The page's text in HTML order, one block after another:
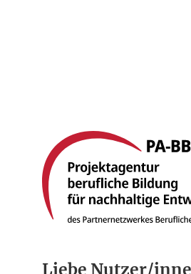
Liebe Nutzer/